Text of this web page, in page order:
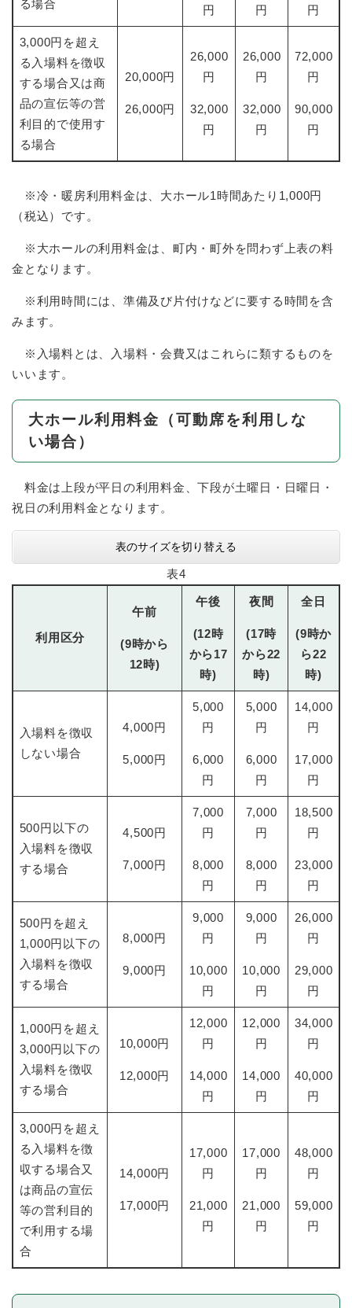
る場合 円 円 円
3,000円を超え
る入場料を徴収
する場合又は商
品の宣伝等の営
利目的で使用す
る場合
20,000円
26,000円
26,000
円
32,000
円
26,000
円
32,000
円
72,000
円
90,000
円
※冷・暖房利用料金は、大ホール1時間あたり1,000円
（税込）です。
※大ホールの利用料金は、町内・町外を問わず上表の料
金となります。
※利用時間には、準備及び片付けなどに要する時間を含
みます。
※入場料とは、入場料・会費又はこれらに類するものを
いいます。
大ホール利用料金（可動席を利用しな
い場合）
料金は上段が平日の利用料金、下段が土曜日・日曜日・
祝日の利用料金となります。
表のサイズを切り替える
表4
利用区分
午前
(9時から
12時)
午後
(12時
から17
時)
夜間
(17時
から22
時)
全日
(9時か
ら22
時)
入場料を徴収
しない場合
4,000円
5,000円
5,000
円
6,000
円
5,000
円
6,000
円
14,000
円
17,000
円
500円以下の
入場料を徴収
する場合
4,500円
7,000円
7,000
円
8,000
円
7,000
円
8,000
円
18,500
円
23,000
円
500円を超え
1,000円以下の
入場料を徴収
する場合
8,000円
9,000円
9,000
円
10,000
円
9,000
円
10,000
円
26,000
円
29,000
円
1,000円を超え
3,000円以下の
入場料を徴収
する場合
10,000円
12,000円
12,000
円
14,000
円
12,000
円
14,000
円
34,000
円
40,000
円
3,000円を超え
る入場料を徴
収する場合又
は商品の宣伝
等の営利目的
で利用する場
合
14,000円
17,000円
17,000
円
21,000
円
17,000
円
21,000
円
48,000
円
59,000
円